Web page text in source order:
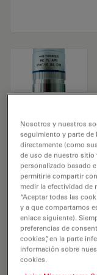
Objetivo de
63x/1,40 OIL
N.º de producto
El objetivo HC PL
aumento de 63X
Para el uso en
aceite y con una
una distancia de
Nosotros y nuestros
seguimiento y parte
directamente (como
de uso de nuestro
personalizado basado
permitirle compartir
medir la efectividad de
“Aceptar todas las
y a que compartamos
enlace siguiente).
preferencias de
cookies”, en la parte
información sobre
cookies.